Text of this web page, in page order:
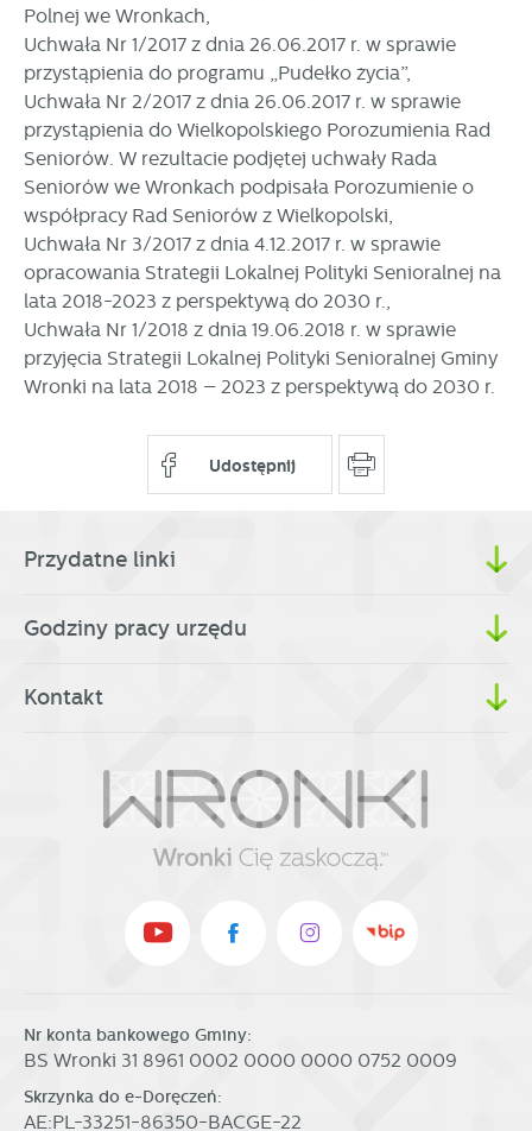
Polnej we Wronkach,
Uchwała Nr 1/2017 z dnia 26.06.2017 r. w sprawie
przystąpienia do programu „Pudełko życia”,
Uchwała Nr 2/2017 z dnia 26.06.2017 r. w sprawie
przystąpienia do Wielkopolskiego Porozumienia Rad
Seniorów. W rezultacie podjętej uchwały Rada
Seniorów we Wronkach podpisała Porozumienie o
współpracy Rad Seniorów z Wielkopolski,
Uchwała Nr 3/2017 z dnia 4.12.2017 r. w sprawie
opracowania Strategii Lokalnej Polityki Senioralnej na
lata 2018-2023 z perspektywą do 2030 r.,
Uchwała Nr 1/2018 z dnia 19.06.2018 r. w sprawie
przyjęcia Strategii Lokalnej Polityki Senioralnej Gminy
Wronki na lata 2018 – 2023 z perspektywą do 2030 r.
Udostępnij
Przydatne linki
Godziny pracy urzędu
Kontakt
Nr konta bankowego Gminy:
BS Wronki 31 8961 0002 0000 0000 0752 0009
Skrzynka do e-Doręczeń:
AE:PL-33251-86350-BACGE-22